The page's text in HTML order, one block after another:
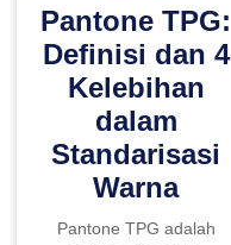
Pantone TPG:
Definisi dan 4
Kelebihan
dalam
Standarisasi
Warna
Pantone TPG adalah